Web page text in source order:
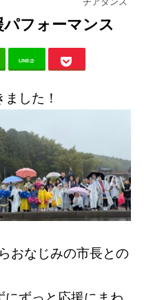
フォーマンス
LINE@
した！
おなじみの市長との